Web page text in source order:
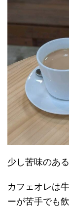
少し苦味のあ
カフェオレは
ーが苦手でも